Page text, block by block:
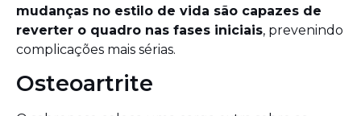
mudanças no estilo de vida são capazes de
reverter o quadro nas fases iniciais, prevenindo
complicações mais sérias.
Osteoartrite